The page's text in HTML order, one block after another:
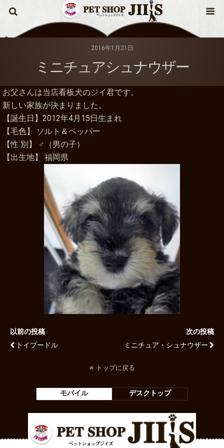
2016年1月21日
ミニチュアシュナウザー
お父さんは当店看板犬のジイ君です。
新しい家族が決まりました。
【誕生日】2012年4月15日生まれ
【毛色】 ソルト＆ペッパー
【性 別】 ♂（男の子）
【出生地】 福岡県
以前の投稿
トイプードル
次の投稿
ミニチュア・シュナウザー
トップに戻る
モバイル デスクトップ